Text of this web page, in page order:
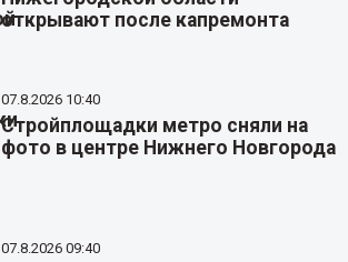
открывают после капремонта
07.8.2026 10:40
Стройплощадки метро сняли на
фото в центре Нижнего Новгорода
07.8.2026 09:40